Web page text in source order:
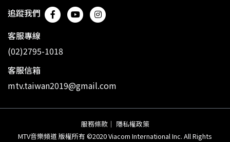
追蹤我們
客服專線
(02)2795-1018
客服信箱
mtv.taiwan2019@gmail.com
服務條款 ｜ 隱私權政策
MTV音樂頻道 版權所有 ©2020 Viacom International Inc. All Rights